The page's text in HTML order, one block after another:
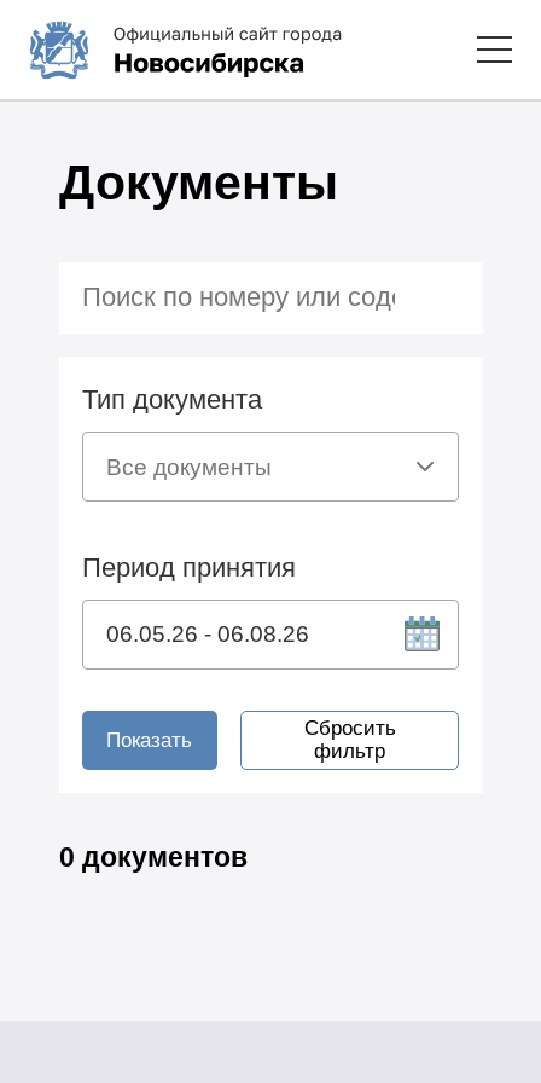
Документы
Тип документа
Период принятия
Показать
Сбросить
фильтр
0 документов